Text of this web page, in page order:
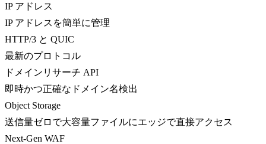
IP アドレス
IP アドレスを簡単に管理
HTTP/3 と QUIC
最新のプロトコル
ドメインリサーチ API
即時かつ正確なドメイン名検出
Object Storage
送信量ゼロで大容量ファイルにエッジで直接アクセス
Next-Gen WAF